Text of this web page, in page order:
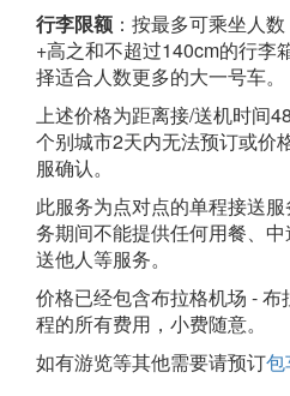
行李限额 ：按最多可乘坐人
+高之和不超过140cm的行李
择适合人数更多的大一号车。
上述价格为距离接/送机时间
个别城市2天内无法预订或价
服确认。
此服务为点对点的单程接送
务期间不能提供任何用餐、
送他人等服务。
价格已经包含布拉格机场 -
程的所有费用，小费随意。
如有游览等其他需要请预订包